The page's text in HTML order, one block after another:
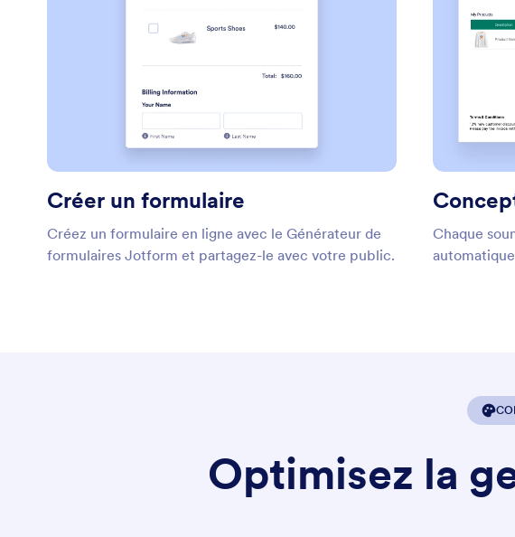
Créer un formulaire
Créez un formulaire en ligne avec le Générateur de
formulaires Jotform et partagez-le avec votre public.
Chaque
Optimisez la